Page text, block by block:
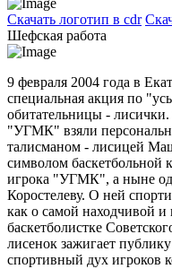
Скачать логотип в cdr
Шефская работа
9 февраля 2004 года в
специальная акция по
обитательницы - лисички.
"УГМК" взяли
талисманом - лисицей
символом баскетбольной
игрока "УГМК", а ныне
Коростелеву. О ней
как о самой находчивой
баскетболистке
лисенок зажигает
спортивный дух игроков